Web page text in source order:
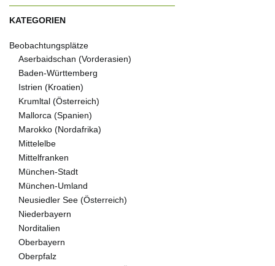
KATEGORIEN
Beobachtungsplätze
Aserbaidschan (Vorderasien)
Baden-Württemberg
Istrien (Kroatien)
Krumltal (Österreich)
Mallorca (Spanien)
Marokko (Nordafrika)
Mittelelbe
Mittelfranken
München-Stadt
München-Umland
Neusiedler See (Österreich)
Niederbayern
Norditalien
Oberbayern
Oberpfalz